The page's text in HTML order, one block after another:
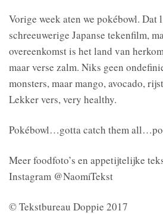
Vorige week aten we pokébowl.
schreeuwerige Japanse tekenfilm,
overeenkomst is het land van
maar verse zalm. Niks geen
monsters, maar mango, avocado,
Lekker vers, very healthy.
Pokébowl…gotta catch them
Meer foodfoto’s en appetijtelijke
Instagram @NaomiTekst
© Tekstbureau Doppie 2017